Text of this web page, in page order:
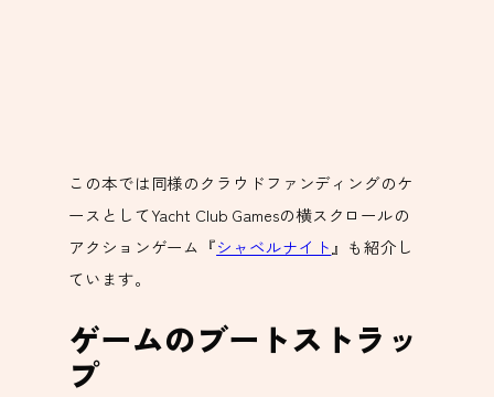
この本では同様のクラウドファンディングのケ
ースとしてYacht Club Gamesの横スクロールの
アクションゲーム『シャベルナイト 』も紹介し
ています。
ゲームのブートストラッ
プ